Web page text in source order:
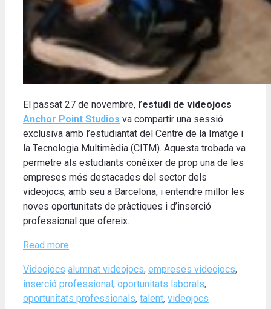
El passat 27 de novembre, l’estudi de videojocs
Anchor Point Studios va compartir una sessió
exclusiva amb l’estudiantat del Centre de la Imatge i
la Tecnologia Multimèdia (CITM). Aquesta trobada va
permetre als estudiants conèixer de prop una de les
empreses més destacades del sector dels
videojocs, amb seu a Barcelona, i entendre millor les
noves oportunitats de pràctiques i d’inserció
professional que ofereix.
Read more
Categories
Videojocs Tags
alumnat videojocs, empreses videojocs,
inserció professional , oportunitats laborals,
oportunitats professionals, talent, videojocs